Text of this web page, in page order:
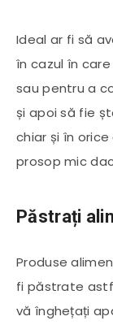
Ideal ar fi să
în cazul în
sau pentru a
și apoi să fie
chiar și în
prosop mic
Păstrați
Produse
fi păstrate
vă înghețați